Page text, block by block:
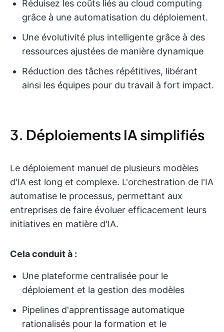
Réduisez les coûts liés au cloud computing
grâce à une automatisation du déploiement.
Une évolutivité plus intelligente grâce à des
ressources ajustées de manière dynamique
Réduction des tâches répétitives, libérant
ainsi les équipes pour du travail à fort impact.
3. Déploiements IA simplifiés
Le déploiement manuel de plusieurs modèles
d'IA est long et complexe. L'orchestration de l'IA
automatise le processus, permettant aux
entreprises de faire évoluer efficacement leurs
initiatives en matière d'IA.
Cela conduit à :
Une plateforme centralisée pour le
déploiement et la gestion des modèles
Pipelines d'apprentissage automatique
rationalisés pour la formation et le